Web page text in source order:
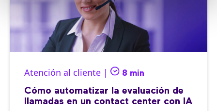
Atención al cliente | 8 min
Cómo automatizar la evaluación de
llamadas en un contact center con IA